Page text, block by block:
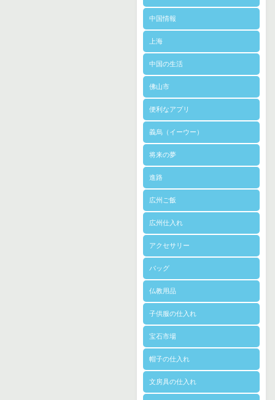
中国情報
上海
中国の生活
佛山市
便利なアプリ
義烏（イーウー）
将来の夢
進路
広州ご飯
広州仕入れ
アクセサリー
バッグ
仏教用品
子供服の仕入れ
宝石市場
帽子の仕入れ
文房具の仕入れ